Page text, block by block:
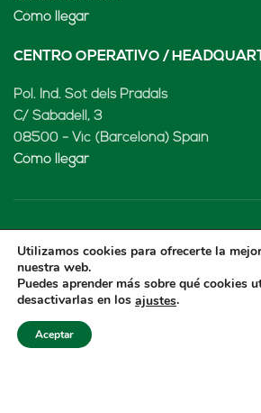
Cómo llegar
CENTRO OPERATIVO /
Pol. Ind. Sot dels Pradals
C/ Sabadell, 3
08500 - Vic (Barcelona) Spain
Cómo llegar
Rio Atoyac 30. Parque Industrial
Cuautlancingo
Cuautlancingo, 72730 Puebla (México)
+52 222 2319969
Utilizamos cookies para ofrecerte la
nuestra web.
Puedes aprender más sobre qué cookies
desactivarlas en los ajustes.
Aceptar